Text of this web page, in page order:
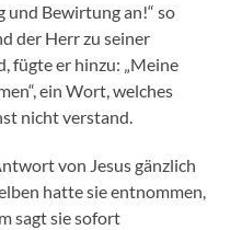
und Bewirtung an!“ so
der Herr zu seiner
fügte er hinzu: „Meine
ein Wort, welches
nicht verstand.
von Jesus gänzlich
hatte sie entnommen,
sagt sie sofort